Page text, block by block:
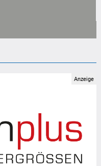
Anzeige